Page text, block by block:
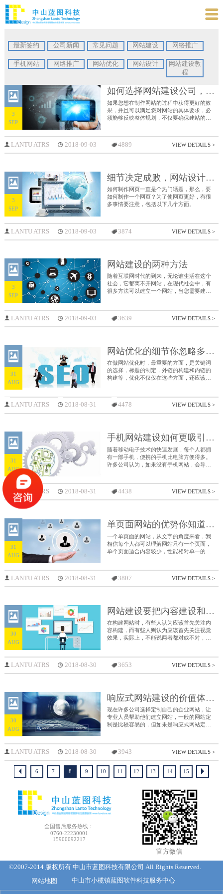

最新签约 公司新闻 常见问题 网站建设 网络推广
手机网站 网络推广 网站优化 网站设计
网站建设教
程
3
SEP
如何选择网站建设公司，要注意什么？
如果您想在制作网站的过程中获得更好的效
果，并且可以满足您对网站的具体要求，必
须能够反映整体规划，不仅要确保建站的优
意的呢？
LANTU ATRS 2018-09-03 4889 VIEW DETAILS >
3
SEP
细节决定成败，网站设计的几个重要细节
如何制作网页一直是个热门话题，那么，要
如何制作一个网页？为了使网页更好，有很
多事情要注意，包括以下几个方面。
LANTU ATRS 2018-09-03 3874 VIEW DETAILS >
3
SEP
网站建设的两种方法
随着互联网时代的到来，无论谁生活在这个
社会，它都离不开网站，在现代社会中，有
很多方法可以建立一个网站，当您需要建立
LANTU ATRS 2018-09-03 3639 VIEW DETAILS >
31
AUG
网站优化的细节你忽略多久了？
在做网站优化时，最重要的方面，是关键词
的选择，标题的制定，外链的构建和内链的
构建等，优化不仅仅在这些方面，还应该注
LANTU ATRS 2018-08-31 4478 VIEW DETAILS >
31
AUG
手机网站建设如何更吸引人？
随着移动电子技术的快速发展，每个人都拥
有一部手机，便携的手机比电脑方便得多。
许多公司认为，如果没有手机网站，会导致
LANTU ATRS 2018-08-31 4438 VIEW DETAILS >
31
AUG
单页面网站的优势你知道吗？
一个单页面的网站，从文字的角度来看，我
相信每个人都可以理解网站只有一个页面，
单个页面适合内容较少，性能相对单一的网
势你知道吗？
LANTU ATRS 2018-08-31 3807 VIEW DETAILS >
30
AUG
网站建设要把内容建设和视觉效果融为一体
在构建网站时，有些人认为应该首先关注内
容构建，而有些人则认为应该首先关注视觉
效果，实际上，不能说两者都对或不对，小
LANTU ATRS 2018-08-30 3653 VIEW DETAILS >
30
AUG
响应式网站建设的价值体现在哪里？
现在许多公司选择定制自己的企业网站，让
专业人员帮助他们建立网站，一般的网站定
制是比较容易的，但如果是响应式网站定制
LANTU ATRS 2018-08-30 3943 VIEW DETAILS >
6 7 8 9 10 11 12 13 14 15
全国售后服务热线：
0760-22230001
15900092217
官方微信
©2007-2014 版权所有 中山市蓝图科技有限公司 All Rights Reserved.
中山市小榄镇蓝图软件科技服务中心
网站地图